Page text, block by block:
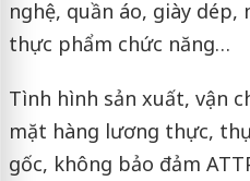
nghệ, quần áo, giày
thực phẩm chức năng…
Tình hình sản xuất, vận
mặt hàng lương thực,
gốc, không bảo đảm